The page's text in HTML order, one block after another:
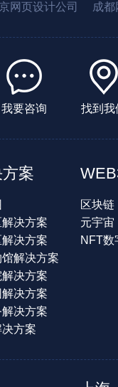
网页设计公司 成
我要咨询 找到我
案
决方案
决方案
解决方案
决方案
决方案
决方案
方案
区块链
元宇宙
NFT数